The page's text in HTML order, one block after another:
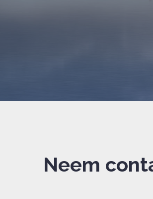
Neem